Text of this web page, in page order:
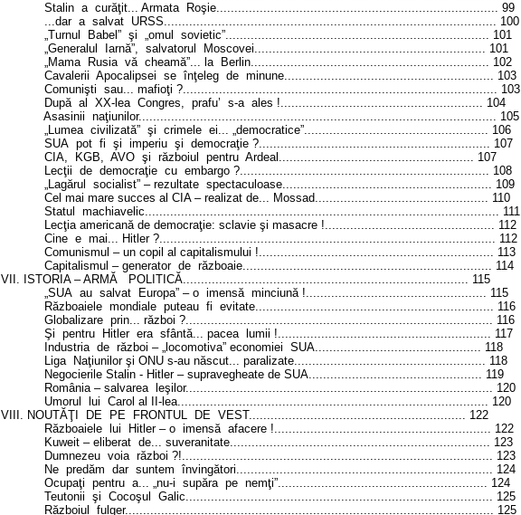
Stalin a curăţit... Armata Roşie.............................................................................. 99
...dar a salvat URSS............................................................................................ 100
„Turnul
Babel” şi „omul sovietic”......................................................................... 101
„Generalul
Iarnă”, salvatorul Moscovei................................................................ 101
„Mama
Rusia vă cheamă”... la Berlin.................................................................. 102
Cavalerii Apocalipsei se înţeleg de minune.......................................................... 103
Comunişti sau... mafioţi ?....................................................................................... 103
După al XX-lea Congres, prafu’ s-a ales !........................................................ 104
Asasinii naţiunilor................................................................................................... 105
„Lumea civilizată” şi crimele ei... „democratice”................................................... 106
SUA pot fi şi imperiu şi democraţie ?................................................................ 107
CIA,
KGB, AVO şi războiul pentru Ardeal ...................................................... 107
Lecţii de democraţie cu embargo ?..................................................................... 108
„Lagărul
socialist” – rezultate spectaculoase.......................................................... 109
Cel mai mare succes al CIA – realizat de... Mossad................................................ 110
Statul machiavelic.................................................................................................. 111
Lecţia americanăde democraţie: sclavie şi masacre !............................................... 112
Cine e mai... Hitler ?............................................................................................. 112
Comunismul – un copil al capitalismului !................................................................. 113
Capitalismul – generator de războaie..................................................................... 114
VII. ISTORIA – ARMĂ
POLITICĂ............................................................................... 115
„SUA au salvat Europa” – o imensă minciună !.................................................. 115
Războaiele mondiale puteau fi evitate.................................................................. 116
Globalizare prin... război ?..................................................................................... 116
Şi pentru Hitler era sfântă... pacea lumii !........................................................... 117
Industria de război – „locomotiva” economiei SUA.............................................. 118
Liga
Naţiunilor şi ONU s-au născut... paralizate..................................................... 118
Negocierile Stalin - Hitler – supravegheate de SUA................................................ 119
România – salvarea
leşilor..................................................................................... 120
Umorul
lui Carol al II-lea...................................................................................... 120
VIII. NOUTĂŢI
DE PE FRONTUL DE VEST............................................................ 122
Războaiele
lui Hitler – o imensă afacere !............................................................ 122
Kuweit – eliberat de... suveranitate........................................................................ 123
Dumnezeu voia război ?!...................................................................................... 123
Ne predăm dar suntem învingători....................................................................... 124
Ocupaţi pentru a... „nu-i supăra pe nemţi”.......................................................... 124
Teutonii şi Cocoşul Galic..................................................................................... 125
Războiul
fulger...................................................................................................... 125